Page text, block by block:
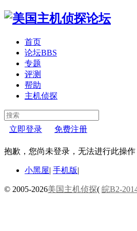
首页
论坛BBS
专题
评测
帮助
主机侦探
立即登录 免费注册
抱歉，您尚未登录，无法进行此操作
小黑屋| 手机版|
© 2005-2026美国主机侦探( 皖B2-